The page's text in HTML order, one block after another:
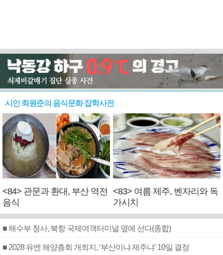
시인 최원준의 음식문화 잡학사전
<84> 관문과 환대, 부산 역전
음식
<83> 여름 제주, 벤자리와 독
가시치
■ 해수부 청사, 북항 국제여객터미널 옆에 선다(종합)
■ 2028 유엔 해양총회 개최지, ‘부산이냐 제주냐’ 10일 결정